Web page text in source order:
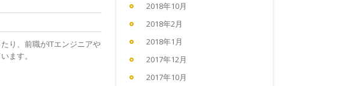
り、前職がITエンジニアや
ます。
2018年10月
2018年2月
2018年1月
2017年12月
2017年10月